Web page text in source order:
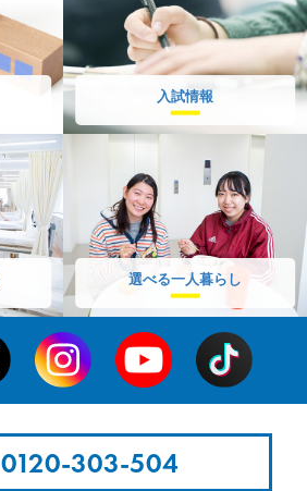
入試情報
選べる一人暮らし
0120-303-504